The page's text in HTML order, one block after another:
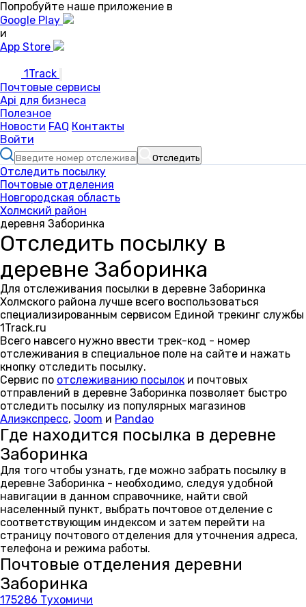
Попробуйте наше приложение в
Google Play
и
App Store
1Track
Почтовые сервисы
Api для бизнеса
Полезное
Новости FAQ Контакты
Войти
Отследить
Отследить посылку
Почтовые отделения
Новгородская область
Холмский район
деревня Заборинка
Отследить посылку в
деревне Заборинка
Для отслеживания посылки в деревне Заборинка
Холмского района лучше всего воспользоваться
специализированным сервисом Единой трекинг службы
1Track.ru
Всего навсего нужно ввести трек-код - номер
отслеживания в специальное поле на сайте и нажать
кнопку отследить посылку.
Сервис по отслеживанию посылок и почтовых
отправлений в деревне Заборинка позволяет быстро
отследить посылку из популярных магазинов
Алиэкспресс, Joom и Pandao
Где находится посылка в деревне
Заборинка
Для того чтобы узнать, где можно забрать посылку в
деревне Заборинка - необходимо, следуя удобной
навигации в данном справочнике, найти свой
населенный пункт, выбрать почтовое отделение с
соответствующим индексом и затем перейти на
страницу почтового отделения для уточнения адреса,
телефона и режима работы.
Почтовые отделения деревни
Заборинка
175286 Тухомичи